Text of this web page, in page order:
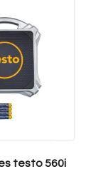
testo 560i